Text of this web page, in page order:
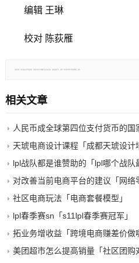
编辑 王琳
校对 陈荻雁
相关文章
人民币成全球第四位支付货币的国家「
天琥电商设计课程「成都天琥设计
lpl战队都是谁赞助的「lpl哪个战队
对改善当前电商平台的建议「网络
社区电商玩法「电商套餐模型」
lpl春季赛sn「s11lpl春季赛冠军」
拓业务增收益「跨境电商赚差价做
美团超市怎么提高销量「社区团购